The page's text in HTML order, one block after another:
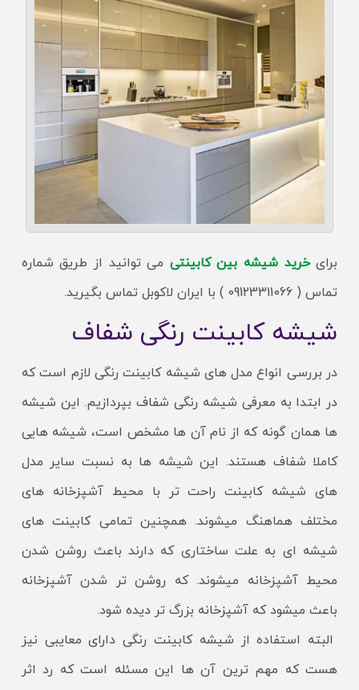
برایخرید شیشه بین کابینتی می توانید از طریق شماره
تماس ( 09123311066 ) با ایران لاکوبل تماس بگیرید.
شیشه کابینت رنگی شفاف
در بررسی انواع مدل های شیشه کابینت رنگی لازم است که
در ابتدا به معرفی شیشه رنگی شفاف بپردازیم. این شیشه
ها همان گونه که از نام آن ها مشخص است، شیشه هایی
کاملا شفاف هستند. این شیشه ها به نسبت سایر مدل
های شیشه کابینت راحت تر با محیط آشپزخانه های
مختلف هماهنگ میشوند. همچنین تمامی کابینت های
شیشه ای به علت ساختاری که دارند باعث روشن شدن
محیط آشپزخانه میشوند. که روشن تر شدن آشپزخانه
باعث میشود که آشپزخانه بزرگ تر دیده شود.
البته استفاده از شیشه کابینت رنگی دارای معایبی نیز
هست که مهم ترین آن ها این مسئله است که رد اثر